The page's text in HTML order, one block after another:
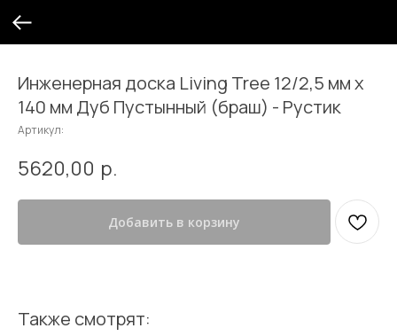
Инженерная доска Living Tree 12/2,5 мм х
140 мм Дуб Пустынный (браш) - Рустик
Артикул:
5620,00 р.
Добавить в корзину
Также смотрят: